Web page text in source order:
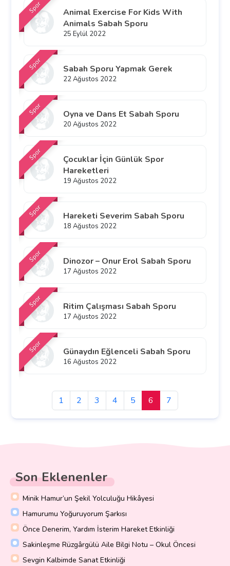
Spor
Animal Exercise For Kids With
Animals Sabah Sporu
25 Eylül 2022
Spor Sabah Sporu Yapmak Gerek
22 Ağustos 2022
Spor Oyna ve Dans Et Sabah Sporu
20 Ağustos 2022
Spor
Çocuklar İçin Günlük Spor
Hareketleri
19 Ağustos 2022
Spor Hareketi Severim Sabah Sporu
18 Ağustos 2022
Spor Dinozor – Onur Erol Sabah Sporu
17 Ağustos 2022
Spor Ritim Çalışması Sabah Sporu
17 Ağustos 2022
Spor Günaydın Eğlenceli Sabah Sporu
16 Ağustos 2022
1 2 3 4 5 6 7
Son Eklenenler
Minik Hamur’un Şekil Yolculuğu Hikâyesi
Hamurumu Yoğuruyorum Şarkısı
Önce Denerim, Yardım İsterim Hareket Etkinliği
Sakinleşme Rüzgârgülü Aile Bilgi Notu – Okul Öncesi
Sevgin Kalbimde Sanat Etkinliği